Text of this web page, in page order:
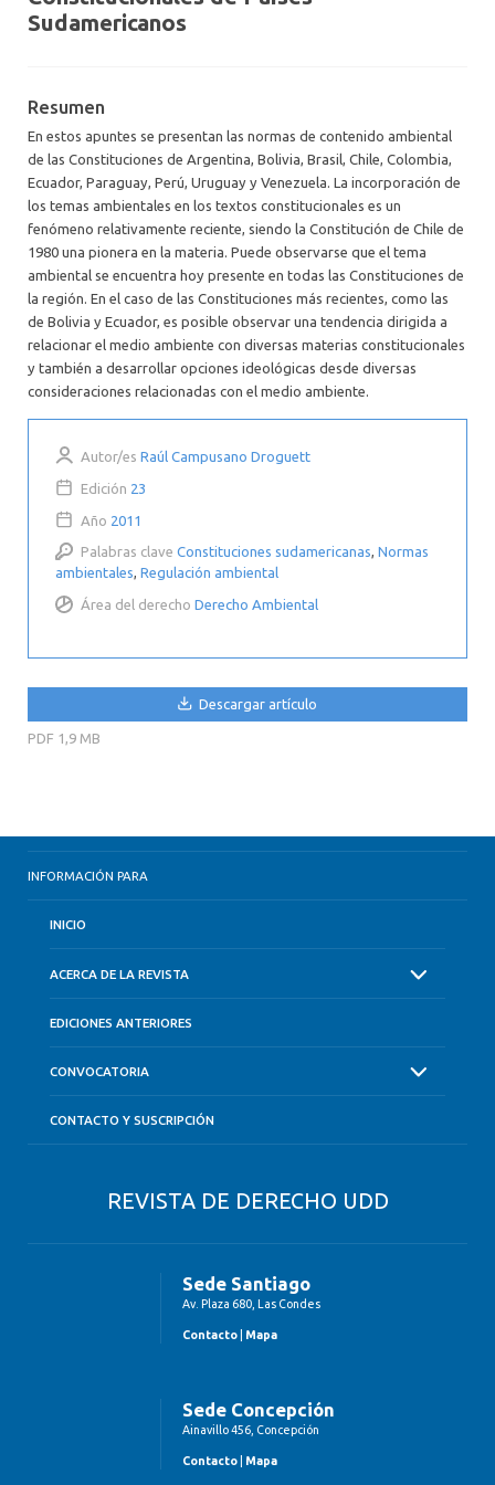
Sudamericanos
Resumen
En estos apuntes se presentan las normas de contenido ambiental
de las Constituciones de Argentina, Bolivia, Brasil, Chile, Colombia,
Ecuador, Paraguay, Perú, Uruguay y Venezuela. La incorporación de
los temas ambientales en los textos constitucionales es un
fenómeno relativamente reciente, siendo la Constitución de Chile de
1980 una pionera en la materia. Puede observarse que el tema
ambiental se encuentra hoy presente en todas las Constituciones de
la región. En el caso de las Constituciones más recientes, como las
de Bolivia y Ecuador, es posible observar una tendencia dirigida a
relacionar el medio ambiente con diversas materias constitucionales
y también a desarrollar opciones ideológicas desde diversas
consideraciones relacionadas con el medio ambiente.
Autor/es Raúl Campusano Droguett
Edición 23
Año 2011
Palabras clave Constituciones sudamericanas, Normas
ambientales,Regulación ambiental
Área del derecho Derecho Ambiental
Descargar artículo
PDF 1,9 MB
INFORMACIÓN PARA
INICIO
ACERCA DE LA REVISTA
EDICIONES ANTERIORES
CONVOCATORIA
CONTACTO Y SUSCRIPCIÓN
REVISTA DE DERECHO UDD
Sede Santiago
Av. Plaza 680, Las Condes
Contacto Mapa
Sede Concepción
Ainavillo 456, Concepción
Contacto Mapa